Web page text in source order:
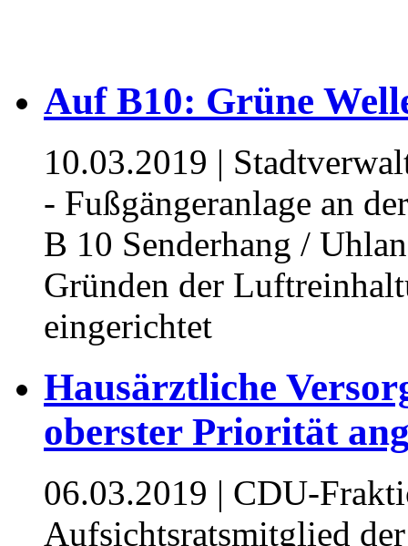
Auf B10: Grüne
10.03.2019 |
- Fußgängeranlage an
B 10 Senderhang /
Gründen der
eingerichtet
Hausärztliche
oberster Priorität
06.03.2019 | CDU-
Aufsichtsratsmitglied